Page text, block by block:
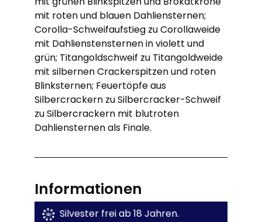
mit roten und blauen Dahliensternen;
Corolla-Schweifaufstieg zu Corollaweide
mit Dahlienstensternen in violett und
grün; Titangoldschweif zu Titangoldweide
mit silbernen Crackerspitzen und roten
Blinksternen; Feuertöpfe aus
Silbercrackern zu Silbercracker-Schweif
zu Silbercrackern mit blutroten
Dahliensternen als Finale.
Informationen
Silvester frei ab 18 Jahren.